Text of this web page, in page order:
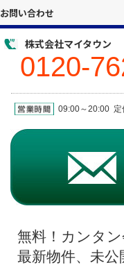
お問い合わせ
株式会社マイタウン
0120-
09:00～20:00
無料！カンタン
最新物件、未公